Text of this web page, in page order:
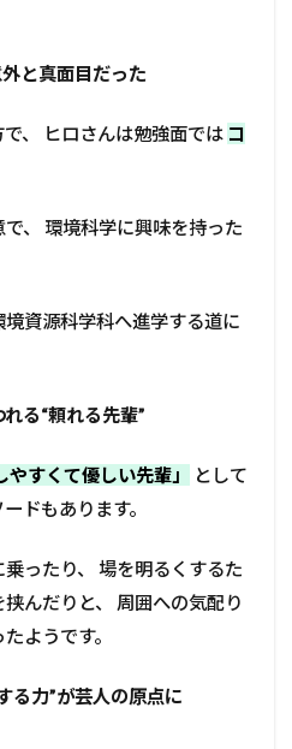
と真面目だった
、 ヒロさんは勉強面では コ
、 環境科学に興味を持った
資源科学科へ進学する道に
る“頼れる先輩”
やすくて優しい先輩」
として
ドもあります。
ったり、 場を明るくするた
んだりと、 周囲への気配り
ようです。
る力”が芸人の原点に